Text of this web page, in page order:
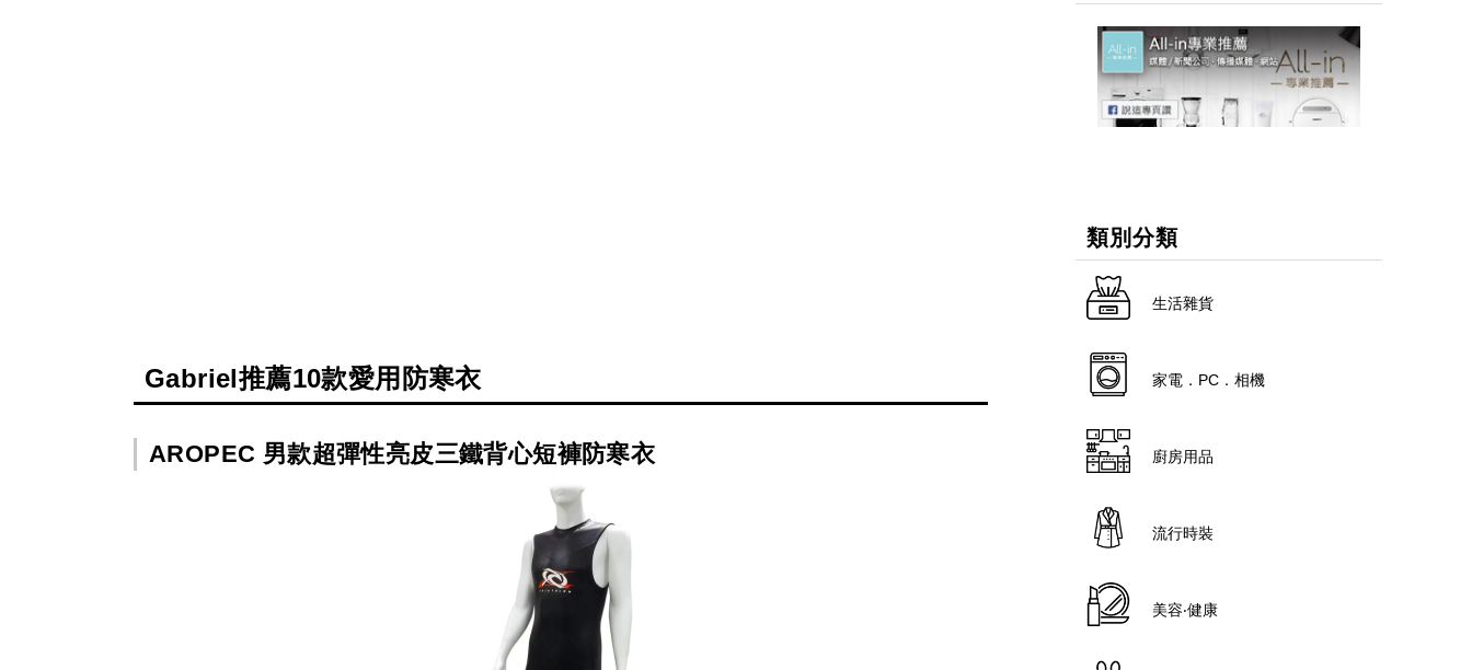
Gabriel推薦10款愛用防寒衣
AROPEC 男款超彈性亮皮三鐵背心短褲防寒衣
類別分類
生活雜貨
家電．PC．相機
廚房用品
流行時裝
美容‧健康